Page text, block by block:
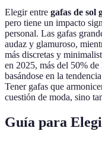
Elegir entre gafas de sol
pero tiene un impacto
personal. Las gafas
audaz y glamuroso,
más discretas y
en 2025, más del 50%
basándose en la
Tener gafas que
cuestión de moda, sino
Guía para